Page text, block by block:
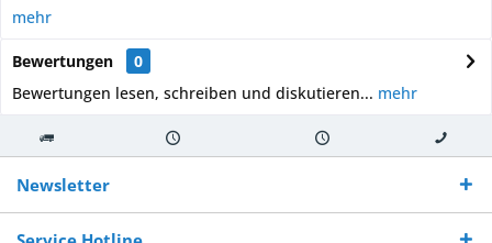
mehr
Bewertungen
0
Bewertungen lesen, schreiben und diskutieren... mehr
Kostenloser
Versand ab €
250,-
Versand innerhalb von Versand von So erreichen
Sie uns 0160
970 511 90
Newsletter